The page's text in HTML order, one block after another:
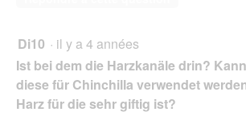
Di10 · il y a 4 années
Ist bei dem die Harzkanäle drin? Kann
diese für Chinchilla verwendet
Harz für die sehr giftig ist?